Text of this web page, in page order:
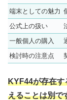
端末としての魅力
公式上の扱い
一般個人の購入
検討時の注意点
KYF44が存在す
えることは別で